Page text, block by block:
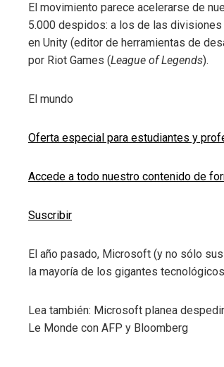
El movimiento parece acelerarse de
5.000 despidos: a los de las
en Unity (editor de herramientas de
por Riot Games (League of Legends).
El mundo
Oferta especial para estudiantes y
Accede a todo nuestro contenido de
Suscribir
El año pasado, Microsoft (y no sólo
la mayoría de los gigantes
Lea también: Microsoft planea
Le Monde con AFP y Bloomberg